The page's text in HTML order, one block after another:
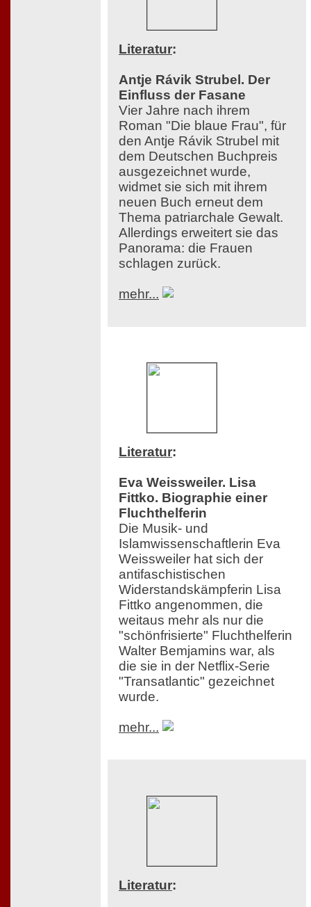
Literatur:
Antje Rávik Strubel. Der
Einfluss der Fasane
Vier Jahre nach ihrem
Roman "Die blaue Frau", für
den Antje Rávik Strubel mit
dem Deutschen Buchpreis
ausgezeichnet wurde,
widmet sie sich mit ihrem
neuen Buch erneut dem
Thema patriarchale Gewalt.
Allerdings erweitert sie das
Panorama: die Frauen
schlagen zurück.
mehr...
Literatur:
Eva Weissweiler. Lisa
Fittko. Biographie einer
Fluchthelferin
Die Musik- und
Islamwissenschaftlerin Eva
Weissweiler hat sich der
antifaschistischen
Widerstandskämpferin Lisa
Fittko angenommen, die
weitaus mehr als nur die
"schönfrisierte" Fluchthelferin
Walter Bemjamins war, als
die sie in der Netflix-Serie
"Transatlantic" gezeichnet
wurde.
mehr...
Literatur: